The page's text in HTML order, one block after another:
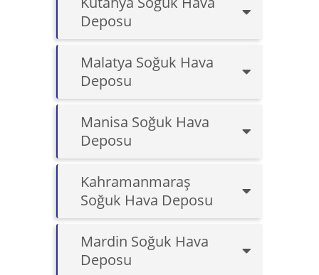
Deposu
Malatya Soğuk Hava
Deposu
Manisa Soğuk Hava
Deposu
Kahramanmaraş
Soğuk Hava Deposu
Mardin Soğuk Hava
Deposu